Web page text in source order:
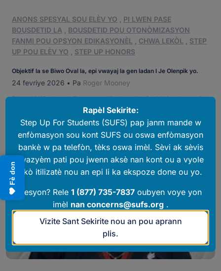
Fè don
ANONS SPESYAL SOU ELÈV YO
PI LWEN PASE
BOUSDETID LA
BOUSDETID POU OTONÒMIZASYON
FANMI POU OPSYON EDIKASYONÈL
CHWA LEKÒL
STEP
UP POU ELÈV YO
STEP UP HONORS
Objektif la se Biwo Oval la, epi vwayaj la gen ladan l Je Olenpik yo.
24 fevriye 2026 • Pa Roger Mooney
TALLAHASSEE – Amanda Thompson te di li pral prezidan Etazini. Li pa vle oswa li
espere vin prezidan men li pral vin prezidan. Menm jan li pral avoka jeneral Florid,
gouvènè Florid, ak avoka jeneral Etazini anvan li rive nan Biwo Oval la. “Se plan an,”
li te di. […]
Aprann Plis
Rapèl Sekirite:
Step Up For Students (SUFS) pap janm mande w
enfòmasyon sou kont SUFS ou oswa enfòmasyon
bankè w pa telefòn, tèks oswa imèl. Sèvi ak sèvis
twazyèm pati pou jwenn aksè nan kont ou a vyole
akò itilizatè nou an epi li ka ekspoze done ou yo.
Kesyon? Rele 1 (877) 735-7837 oubyen voye yon
imèl nan concerns@sufs.org.
Vizite Sant Sekirite nou an pou aprann
plis.